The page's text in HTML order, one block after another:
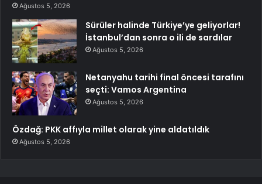
Ağustos 5, 2026
Sürüler halinde Türkiye’ye geliyorlar!
İstanbul’dan sonra o ili de sardılar
Ağustos 5, 2026
Netanyahu tarihi final öncesi tarafını
seçti: Vamos Argentina
Ağustos 5, 2026
Özdağ: PKK affıyla millet olarak yine aldatıldık
Ağustos 5, 2026